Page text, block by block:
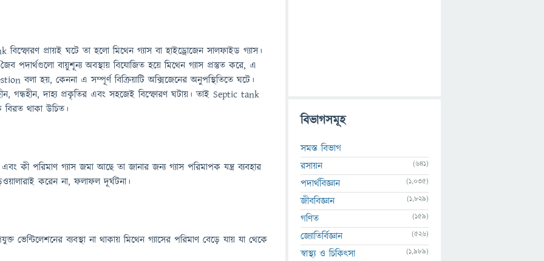
প্রায়ই ঘটে তা হলো মিথেন গ্যাস বা হাইড্রোজেন সালফাইড গ্যাস।
পদার্থগুলো বায়ুশূন্য অবস্থায় বিযোজিত হয়ে মিথেন গ্যাস প্রস্তুত করে, এ
বলা হয়, কেননা এ সম্পূর্ণ বিক্রিয়াটি অক্সিজেনের অনুপস্থিতিতে ঘটে।
গন্ধহীন, দাহ্য প্রকৃতির এবং সহজেই বিস্ফোরণ ঘটায়। তাই Septic tank
থাকা উচিত।
কী পরিমাণ গ্যাস জমা আছে তা জানার জন্য গ্যাস পরিমাপক যন্ত্র ব্যবহার
করেন না, ফলাফল দূর্ঘটনা।
ব্যবস্থা না থাকায় মিথেন গ্যাসের পরিমাণ বেড়ে যায় যা থেকে
বিভাগসমূহ
সমস্ত বিভাগ
রসায়ন
(641)
পদার্থবিজ্ঞান (1,035)
জীববিজ্ঞান (1,829)
গণিত (159)
জ্যোতির্বিজ্ঞান (526)
স্বাস্থ্য ও চিকিৎসা (1,989)